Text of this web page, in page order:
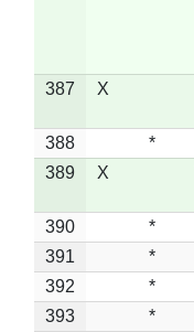
387 X
388 *
389
X
390 *
391
*
392
*
393
*